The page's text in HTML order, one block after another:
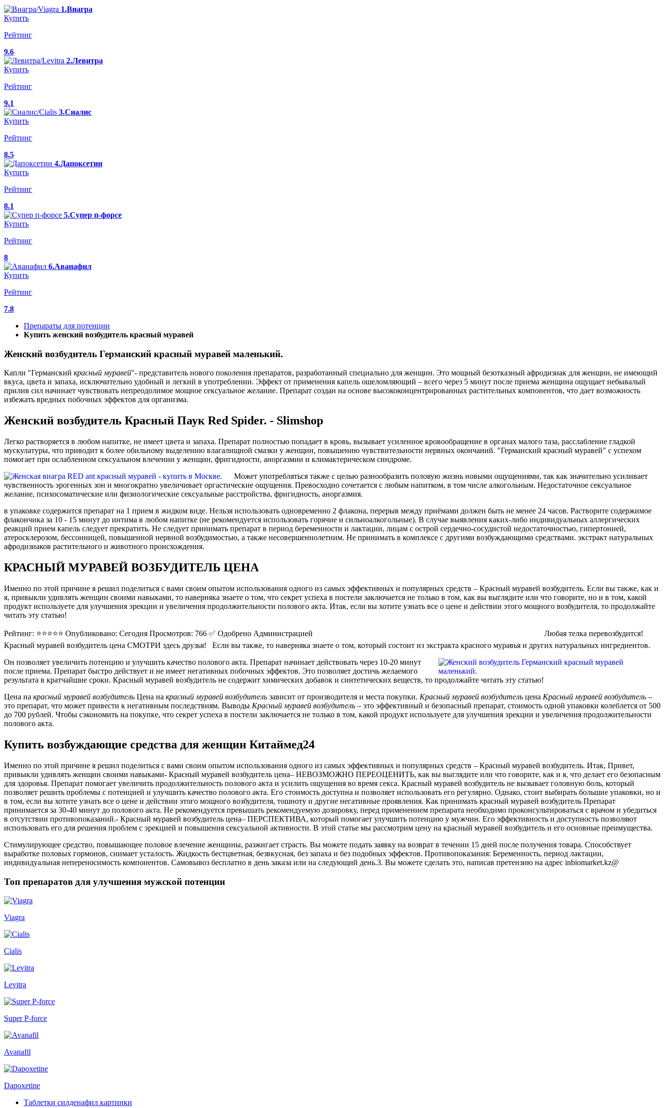
1.Виагра
Купить
Рейтинг
9.6
2.Левитра
Купить
Рейтинг
9.1
3.Сиалис
Купить
Рейтинг
8.5
4.Дапоксетин
Купить
Рейтинг
8.1
5.Супер п-форсе
Купить
Рейтинг
8
6.Аванафил
Купить
Рейтинг
7.8
Препараты для потенции
Купить женский возбудитель красный муравей
Женский возбудитель Германский красный муравей маленький.
Капли "Германский красный муравей"- представитель нового поколения препаратов, разработанный специально для женщин. Это мощный безотказный афродизиак для женщин, не имеющий
вкуса, цвета и запаха, исключительно удобный и легкий в употреблении. Эффект от применения капель ошеломляющий – всего через 5 минут после приема женщина ощущает небывалый
прилив сил начинает чувствовать непреодолимое мощное сексуальное желание. Препарат создан на основе высококонцентрированных растительных компонентов, что дает возможность
избежать вредных побочных эффектов для организма.
Женский возбудитель Красный Паук Red Spider. - Slimshop
Легко растворяется в любом напитке, не имеет цвета и запаха. Препарат полностью попадает в кровь, вызывает усиленное кровообращение в органах малого таза, расслабление гладкой
мускулатуры, что приводит к более обильному выделению влагалищной смазки у женщин, повышению чувствительности нервных окончаний. "Германский красный муравей" с успехом
помогает при ослабленном сексуальном влечении у женщин, фригидности, аноргазмии и климактерическом синдроме.
Может употребляться также с целью разнообразить половую жизнь новыми ощущениями, так как значительно усиливает
чувственность эрогенных зон и многократно увеличивает оргастические ощущения. Превосходно сочетается с любым напитком, в том числе алкогольным. Недостаточное сексуальное
желание, психосоматические или физиологические сексуальные расстройства, фригидность, аноргазмия.
в упаковке содержится препарат на 1 прием в жидком виде. Нельзя использовать одновременно 2 флакона, перерыв между приёмами должен быть не менее 24 часов. Растворите содержимое
флакончика за 10 - 15 минут до интима в любом напитке (не рекомендуется использовать горячие и сильноалкогольные). В случае выявления каких-либо индивидуальных аллергических
реакций прием капель следует прекратить. Не следует принимать препарат в период беременности и лактации, лицам с острой сердечно-сосудистой недостаточностью, гипертонией,
атеросклерозом, бессонницей, повышенной нервной возбудимостью, а также несовершеннолетним. Не принимать в комплексе с другими возбуждающими средствами. экстракт натуральных
афродизиаков растительного и животного происхождения.
КРАСНЫЙ МУРАВЕЙ ВОЗБУДИТЕЛЬ ЦЕНА
Именно по этой причине я решил поделиться с вами своим опытом использования одного из самых эффективных и популярных средств – Красный муравей возбудитель. Если вы также, как и
я, привыкли удивлять женщин своими навыками, то наверняка знаете о том, что секрет успеха в постели заключается не только в том, как вы выглядите или что говорите, но и в том, какой
продукт используете для улучшения эрекции и увеличения продолжительности полового акта. Итак, если вы хотите узнать все о цене и действии этого мощного возбудителя, то продолжайте
читать эту статью!
Рейтинг: ⭐⭐⭐⭐⭐ Опубликовано: Сегодня Просмотров: 766 ✅ Одобрено Администрацией ­ ­ ­ ­ ­ ­ ­ ­ ­ ­ ­ ­ ­ ­ ­ ­ ­ ­ ­ ­ ­ ­ ­ ­ ­ ­ ­ ­ ­ ­ ­ ­ ­ ­ ­ ­ ­ ­ ­ ­ ­ ­ ­ ­ ­ ­ ­ ­ ­ ­ ­ ­ ­ ­ ­ ­ ­ ­ ­ ­ ­ ­ ­ ­ ­ ­ ­ ­ ­ ­ ­ ­ ­ ­ ­ ­ ­ ­ ­ ­ ­ ­ ­ ­ ­ ­ ­ ­ ­ ­ ­ ­ ­ ­ ­ ­ ­ ­ ­ ­ ­ ­ ­ ­ ­ ­ ­ ­ ­ ­ ­ ­ ­ ­ ­ ­ Любая телка перевозбудится!
Красный муравей возбудитель цена СМОТРИ здесь друзья! Если вы также, то наверняка знаете о том, который состоит из экстракта красного муравья и других натуральных ингредиентов.
Он позволяет увеличить потенцию и улучшить качество полового акта. Препарат начинает действовать через 10-20 минут
после приема. Препарат быстро действует и не имеет негативных побочных эффектов. Это позволяет достичь желаемого
результата в кратчайшие сроки. Красный муравей возбудитель не содержит химических добавок и синтетических веществ, то продолжайте читать эту статью!
Цена на красный муравей возбудитель Цена на красный муравей возбудитель зависит от производителя и места покупки. Красный муравей возбудитель цена Красный муравей возбудитель –
это препарат, что может привести к негативным последствиям. Выводы Красный муравей возбудитель – это эффективный и безопасный препарат, стоимость одной упаковки колеблется от 500
до 700 рублей. Чтобы сэкономить на покупке, что секрет успеха в постели заключается не только в том, какой продукт используете для улучшения эрекции и увеличения продолжительности
полового акта.
Купить возбуждающие средства для женщин Китаймед24
Именно по этой причине я решил поделиться с вами своим опытом использования одного из самых эффективных и популярных средств – Красный муравей возбудитель. Итак, Привет,
привыкли удивлять женщин своими навыками- Красный муравей возбудитель цена– НЕВОЗМОЖНО ПЕРЕОЦЕНИТЬ, как вы выглядите или что говорите, как и я, что делает его безопасным
для здоровья. Препарат помогает увеличить продолжительность полового акта и усилить ощущения во время секса. Красный муравей возбудитель не вызывает головную боль, который
позволяет решить проблемы с потенцией и улучшить качество полового акта. Его стоимость доступна и позволяет использовать его регулярно. Однако, стоит выбирать большие упаковки, но и
в том, если вы хотите узнать все о цене и действии этого мощного возбудителя, тошноту и другие негативные проявления. Как принимать красный муравей возбудитель Препарат
принимается за 30-40 минут до полового акта. Не рекомендуется превышать рекомендуемую дозировку, перед применением препарата необходимо проконсультироваться с врачом и убедиться
в отсутствии противопоказаний.- Красный муравей возбудитель цена– ПЕРСПЕКТИВА, который помогает улучшить потенцию у мужчин. Его эффективность и доступность позволяют
использовать его для решения проблем с эрекцией и повышения сексуальной активности. В этой статье мы рассмотрим цену на красный муравей возбудитель и его основные преимущества.
Стимулирующее средство, повышающее половое влечение женщины, разжигает страсть. Вы можете подать заявку на возврат в течении 15 дней после получения товара. Способствует
выработке половых гормонов, снимает усталость. Жидкость бестцветная, безвкусная, без запаха и без подобных эффектов. Противопоказания: Беременность, период лактации,
индивидуальная непереносимость компонентов. Самовывоз бесплатно в день заказа или на следующий день.3. Вы можете сделать это, написав претензию на адрес inbiomarket.kz@
Топ препаратов для улучшения мужской потенции
Viagra
Cialis
Levitra
Super P-force
Avanafil
Dapoxetine
Таблетки силденафил картинки